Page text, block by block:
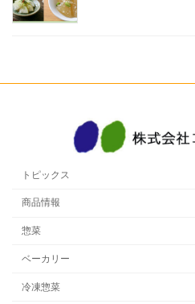
トピックス
商品情報
惣菜
ベーカリー
冷凍惣菜